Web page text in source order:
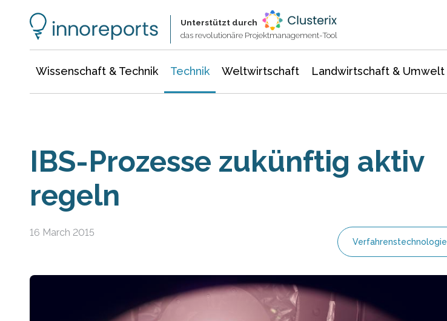
Unterstützt durch
das revolutionäre Projektmanagement-Tool
Wissenschaft & Technik Technik Weltwirtschaft Landwirtschaft & Umwelt
IBS-Prozesse zukünftig aktiv
regeln
16 March 2015
Verfahrenstechnologie